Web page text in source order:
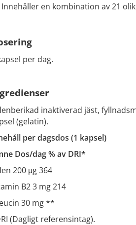
Innehåller en kombination av 21
per dag.
inaktiverad jäst,
(gelatin).
per dagsdos (1 kapsel)
Dos/dag % av DRI*
200 μg 364
B2 3 mg 214
30 mg **
(Dagligt referensintag).